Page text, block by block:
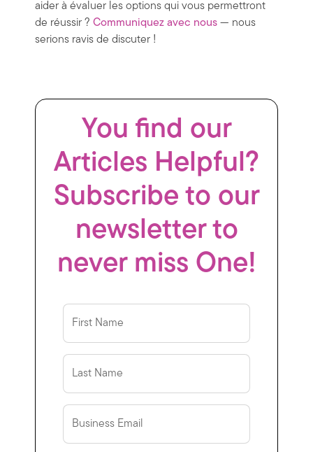
aider à évaluer les options qui vous permettront
de réussir ? Communiquez avec nous — nous
serions ravis de discuter !
You find our
Articles Helpful?
Subscribe to our
newsletter to
never miss One!